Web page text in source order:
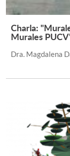
Charla:
Murales
Dra. Magdalena